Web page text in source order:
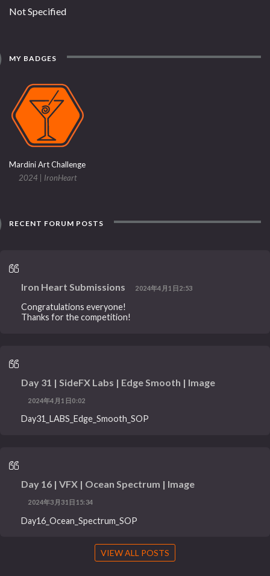
Not Specified
MY BADGES
Mardini Art Challenge
2024 | IronHeart
RECENT FORUM POSTS
Iron Heart Submissions 2024年4月1日2:53
Congratulations everyone!
Thanks for the competition!
Day 31 | SideFX Labs | Edge Smooth | Image
2024年4月1日0:02
Day31_LABS_Edge_Smooth_SOP
Day 16 | VFX | Ocean Spectrum | Image
2024年3月31日15:34
Day16_Ocean_Spectrum_SOP
VIEW ALL POSTS